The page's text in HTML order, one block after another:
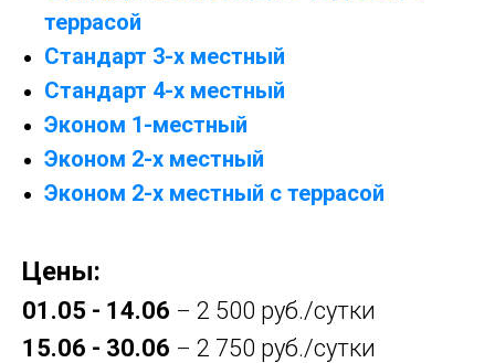
террасой
Стандарт 3-х местный
Стандарт 4-х местный
Эконом 1-местный
Эконом 2-х местный
Эконом 2-х местный с террасой
Цены:
01.05 - 14.06 – 2 500 руб./сутки
15.06 - 30.06 – 2 750 руб./сутки